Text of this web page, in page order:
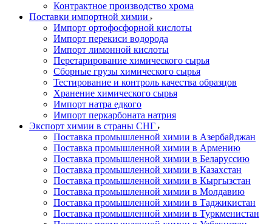
Контрактное производство хрома
Поставки импортной химии
Импорт ортофосфорной кислоты
Импорт перекиси водорода
Импорт лимонной кислоты
Перетарирование химического сырья
Сборные грузы химического сырья
Тестирование и контроль качества образцов
Хранение химического сырья
Импорт натра едкого
Импорт перкарбоната натрия
Экспорт химии в страны СНГ
Поставка промышленной химии в Азербайджан
Поставка промышленной химии в Армению
Поставка промышленной химии в Беларуссию
Поставка промышленной химии в Казахстан
Поставка промышленной химии в Кыргызстан
Поставка промышленной химии в Молдавию
Поставка промышленной химии в Таджикистан
Поставка промышленной химии в Туркменистан